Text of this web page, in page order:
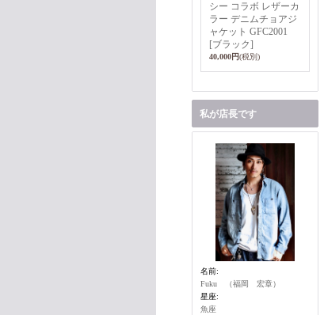
シー コラボ レザーカ
ラー デニムチョアジ
ャケット GFC2001
[ブラック]
40,000円(税別)
私が店長です
名前:
Fuku （福岡 宏章）
星座:
魚座